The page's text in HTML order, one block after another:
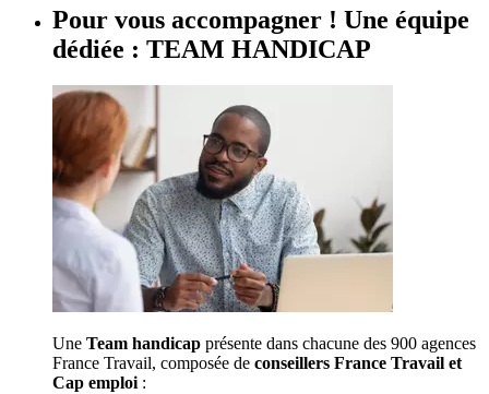
Pour vous accompagner ! Une équipe
dédiée : TEAM HANDICAP
Une Team handicap présente dans chacune des 900 agences
France Travail, composée de conseillers France Travail et
Cap emploi :